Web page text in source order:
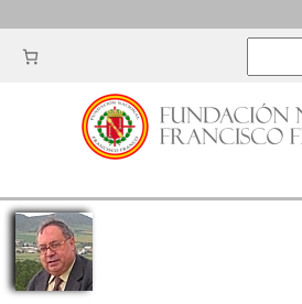
al
contenido
e
r
c